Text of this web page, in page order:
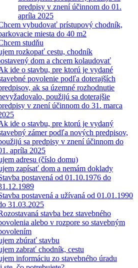
predpisy v znení účinnom do 01.
apríla 2025
vybudovať prístupový chodník,
miesta do 40 m2
studňu
rozkopať cestu, chodník
dom a chcem kolaudovať
ide o stavbu, pre ktorú je vydané
povolenie podľa doterajších
ak sa územné rozhodnutie
použijú sa doterajšie
v znení účinnom do 31. marca
ide o stavbu, pre ktorú je vydaný
zámer podľa nových predpisov,
sa predpisy v znení účinnom do
apríla 2025
adresu (číslo domu)
zapísať dom a nemám doklady
postavená od 01.10.1976 do
postavená a užívaná od 01.01.1990
31.03.2025
stavba bez stavebného
alebo v rozpore so stavebným
zbúrať stavbu
zabrať chodník, cestu
informáciu zo stavebného úradu